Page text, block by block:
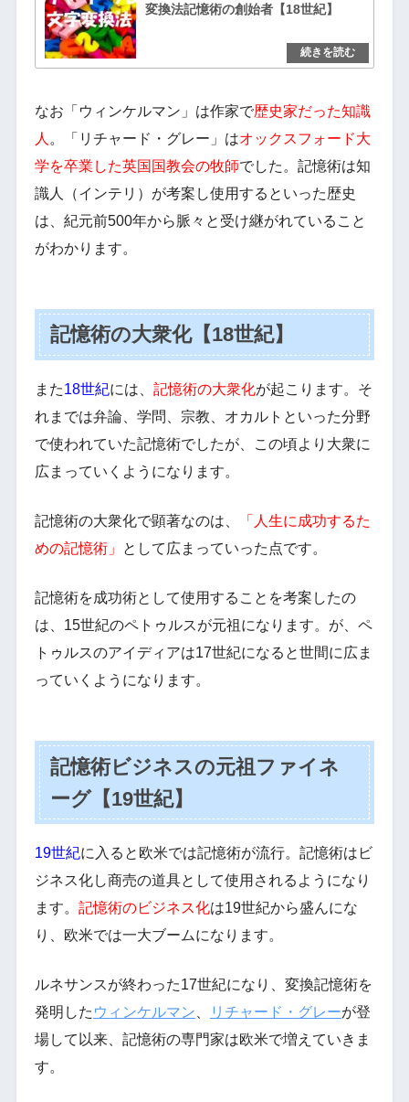
変換法記憶術の創始者【18世紀】
なお「ウィンケルマン」は作家で歴史家だった知識
人 。「リチャード・グレー」はオックスフォード大
学を卒業した英国国教会の牧師でした。記憶術は知
識人（インテリ）が考案し使用するといった歴史
は、紀元前500年から脈々と受け継がれていること
がわかります。
記憶術の大衆化【18世紀】
また18世紀には、 記憶術の大衆化が起こります。そ
れまでは弁論、学問、宗教、オカルトといった分野
で使われていた記憶術でしたが、この頃より大衆に
広まっていくようになります。
記憶術の大衆化で顕著なのは、
「人生に成功するた
めの記憶術」
として広まっていった点です。
記憶術を成功術として使用することを考案したの
は、15世紀のペトゥルスが元祖になります。が、ペ
トゥルスのアイディアは17世紀になると世間に広ま
っていくようになります。
記憶術ビジネスの元祖ファイネ
ーグ【19世紀】
19世紀に入ると欧米では記憶術が流行。記憶術はビ
ジネス化し商売の道具として使用されるようになり
ます。 記憶術のビジネス化は19世紀から盛んにな
り、欧米では一大ブームになります。
ルネサンスが終わった17世紀になり、変換記憶術を
発明した ウィンケルマン、 リチャード・グレーが登
場して以来、記憶術の専門家は欧米で増えていきま
す。